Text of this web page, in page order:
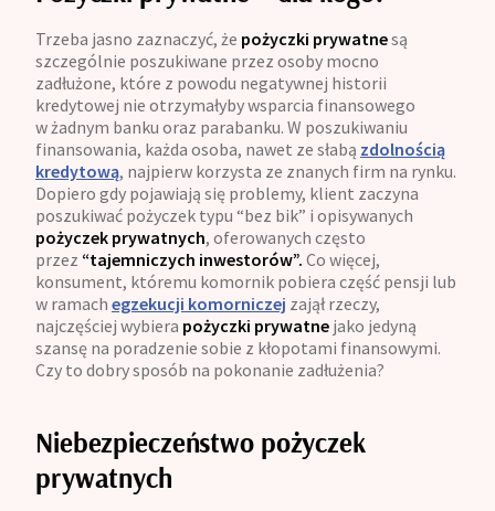
Trzeba jasno zaznaczyć, że pożyczki prywatnesą
szczególnie poszukiwane przez osoby mocno
zadłużone, które z powodu negatywnej historii
kredytowej nie otrzymałyby wsparcia finansowego
w żadnym banku oraz parabanku. W poszukiwaniu
finansowania, każda osoba, nawet ze słabą zdolnością
kredytową, najpierw korzysta ze znanych firm na rynku.
Dopiero gdy pojawiają się problemy, klient zaczyna
poszukiwać pożyczek typu “bez bik” i opisywanych
pożyczek prywatnych, oferowanych często
przez “tajemniczych inwestorów”. Co więcej,
konsument, któremu komornik pobiera część pensji lub
w ramach egzekucji komorniczej zajął rzeczy,
najczęściej wybiera pożyczki prywatne jako jedyną
szansę na poradzenie sobie z kłopotami finansowymi.
Czy to dobry sposób na pokonanie zadłużenia?
Niebezpieczeństwo pożyczek
prywatnych